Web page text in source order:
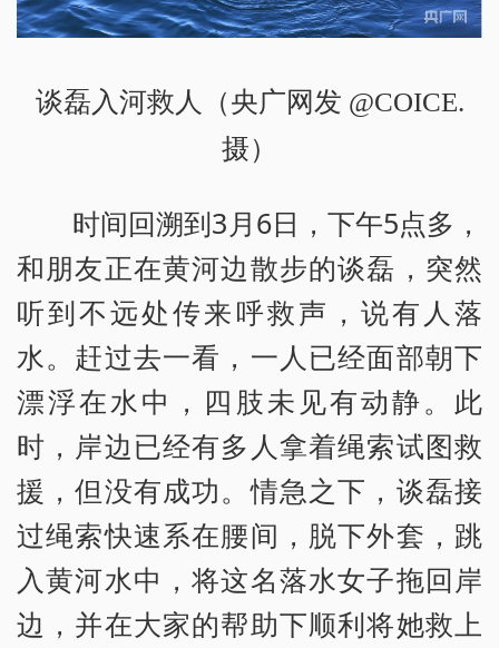
谈磊入河救人（央广网发 @COICE.
摄）
时间回溯到3月6日，下午5点多，
和朋友正在黄河边散步的谈磊，突然
听到不远处传来呼救声，说有人落
水。赶过去一看，一人已经面部朝下
漂浮在水中，四肢未见有动静。此
时，岸边已经有多人拿着绳索试图救
援，但没有成功。情急之下，谈磊接
过绳索快速系在腰间，脱下外套，跳
入黄河水中，将这名落水女子拖回岸
边，并在大家的帮助下顺利将她救上